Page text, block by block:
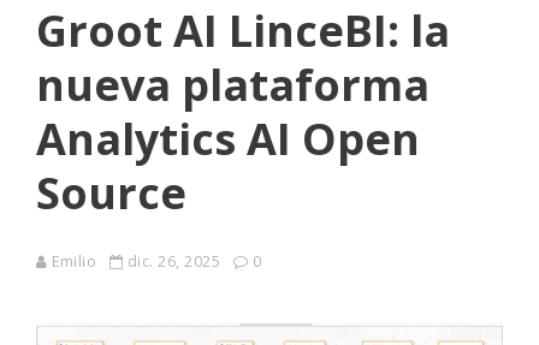
Groot AI LinceBI: la
nueva plataforma
Analytics AI Open
Source
Emilio dic. 26, 2025 0